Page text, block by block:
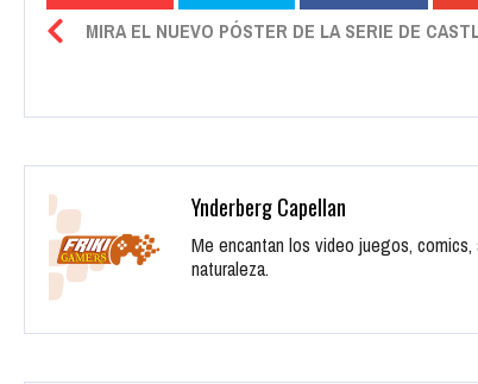
MIRA EL NUEVO PÓSTER DE LA SERIE DE
Ynderberg Capellan
Me encantan los video juegos,
naturaleza.